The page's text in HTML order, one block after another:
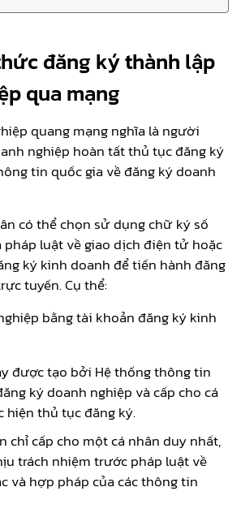
đăng ký thành lập
qua mạng
quang mạng nghĩa là người
nghiệp hoàn tất thủ tục đăng ký
tin quốc gia về đăng ký doanh
có thể chọn sử dụng chữ ký số
luật về giao dịch điện tử hoặc
ký kinh doanh để tiến hành đăng
tuyến. Cụ thể:
bằng tài khoản đăng ký kinh
được tạo bởi Hệ thống thông tin
ký doanh nghiệp và cấp cho cá
hiện thủ tục đăng ký.
chỉ cấp cho một cá nhân duy nhất,
trách nhiệm trước pháp luật về
và hợp pháp của các thông tin